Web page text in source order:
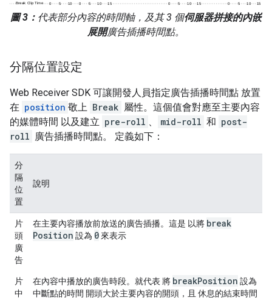
圖 3： 代表部分內容的時間軸，及其 3 個伺服器拼接的內嵌
展開廣告插播時間點。
分隔位置設定
Web Receiver SDK 可讓開發人員指定廣告插播時間點 放置
在 position 敬上 Break 屬性。這個值會對應至主要內容
的媒體時間 以及建立 pre-roll 、 mid-roll 和 post-
roll 廣告插播時間點。 定義如下：
分
隔
位
置
說明
片
頭
廣
告
在主要內容播放前放送的廣告插播。這是 以將 break
Position 設為 0 來表示
片
中
在內容中播放的廣告時段。就代表 將 breakPosition 設為
中斷點的時間 開頭大於主要內容的開頭，且 休息的結束時間